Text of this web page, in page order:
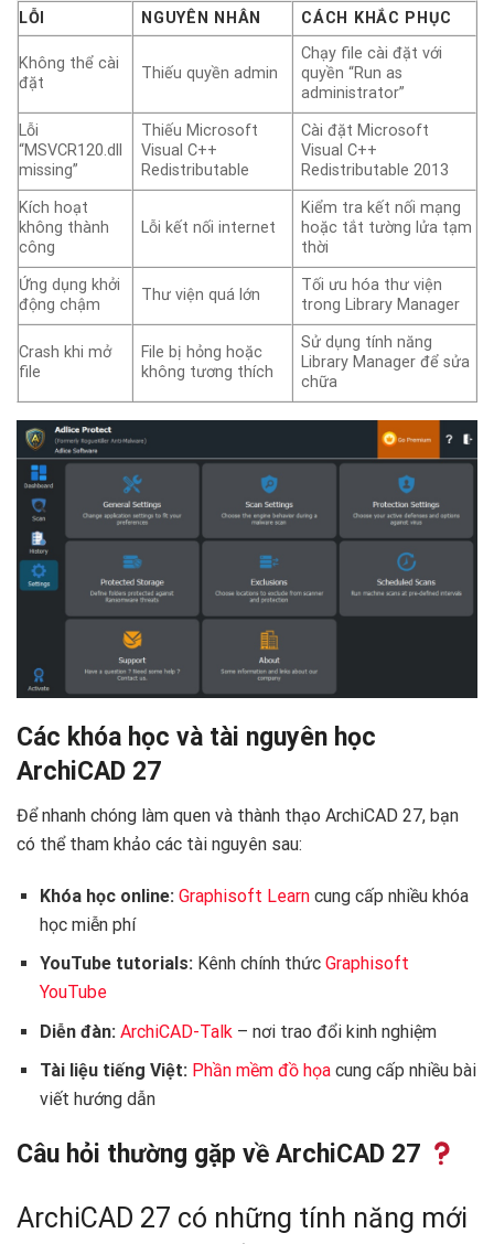
LỖI NGUYÊN NHÂN CÁCH KHẮC PHỤC
Không thể cài
đặt
Thiếu quyền admin
Chạy file cài đặt với
quyền “Run as
administrator”
Lỗi
“MSVCR120.dll
missing”
Thiếu Microsoft
Visual C++
Redistributable
Cài đặt Microsoft
Visual C++
Redistributable 2013
Kích hoạt
không thành
công
Lỗi kết nối internet
Kiểm tra kết nối mạng
hoặc tắt tường lửa tạm
thời
Ứng dụng khởi
động chậm
Thư viện quá lớn
Tối ưu hóa thư viện
trong Library Manager
Crash khi mở
file
File bị hỏng hoặc
không tương thích
Sử dụng tính năng
Library Manager để sửa
chữa
Các khóa học và tài nguyên học
ArchiCAD 27
Để nhanh chóng làm quen và thành thạo ArchiCAD 27, bạn
có thể tham khảo các tài nguyên sau:
Khóa học online: Graphisoft Learncung cấp nhiều khóa
học miễn phí
YouTube tutorials:Kênh chính thức Graphisoft
YouTube
Diễn đàn: ArchiCAD-Talk– nơi trao đổi kinh nghiệm
Tài liệu tiếng Việt: Phần mềm đồ họacung cấp nhiều bài
viết hướng dẫn
Câu hỏi thường gặp về ArchiCAD 27
ArchiCAD 27 có những tính năng mới